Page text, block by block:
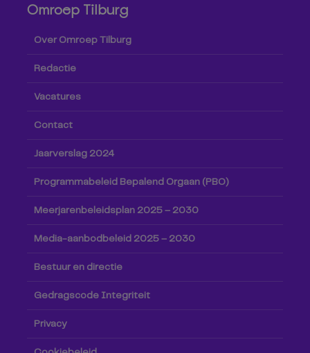
Omroep Tilburg
Over Omroep Tilburg
Redactie
Vacatures
Contact
Jaarverslag 2024
Programmabeleid Bepalend Orgaan (PBO)
Meerjarenbeleidsplan 2025 – 2030
Media-aanbodbeleid 2025 – 2030
Bestuur en directie
Gedragscode Integriteit
Privacy